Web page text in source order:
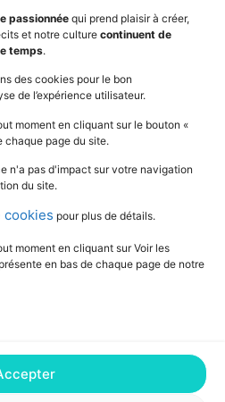
passionnéequi prend plaisir à créer,
et notre culture continuent de
temps.
des cookies pour le bon
de l’expérience utilisateur.
moment en cliquant sur le bouton «
chaque page du site.
n'a pas d'impact sur votre navigation
du site.
cookies pour plus de détails.
moment en cliquant sur Voir les
en bas de chaque page de notre
Mentions légales
www.education.pf
DE L'ÉDUCATION
relative aux